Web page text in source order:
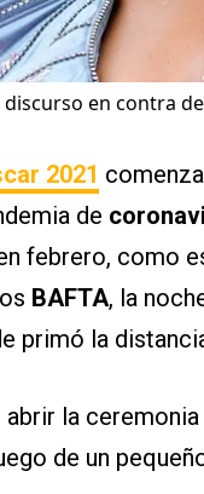
en contra
2021
de
febrero, como
BAFTA, la
primó la
abrir la
de un